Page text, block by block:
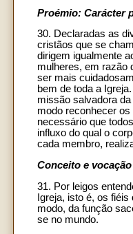
Proémio: Carácter
30. Declaradas as
cristãos que se
dirigem igualmente
mulheres, em razão
ser mais
bem de toda a
missão salvadora
modo reconhecer
necessário que
influxo do qual o
cada membro,
Conceito e
31. Por leigos
Igreja, isto é, os
modo, da função
se no mundo.